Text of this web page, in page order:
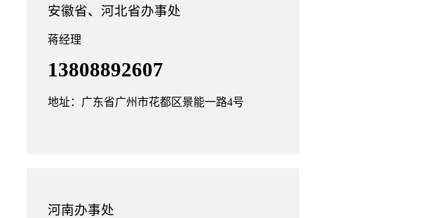
安徽省、河北省办事处
蒋经理
13808892607
地址：广东省广州市花都区景能一路4号
河南办事处